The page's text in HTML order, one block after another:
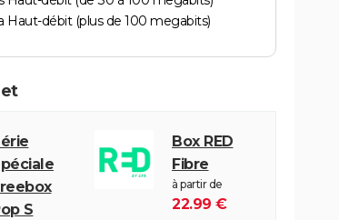
Haut-débit (plus de 100 megabits)
S
Box RED
Fibre
à partir de
22.99 €